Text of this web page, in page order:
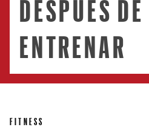
DESPUÉS DE
ENTRENAR
FITNESS